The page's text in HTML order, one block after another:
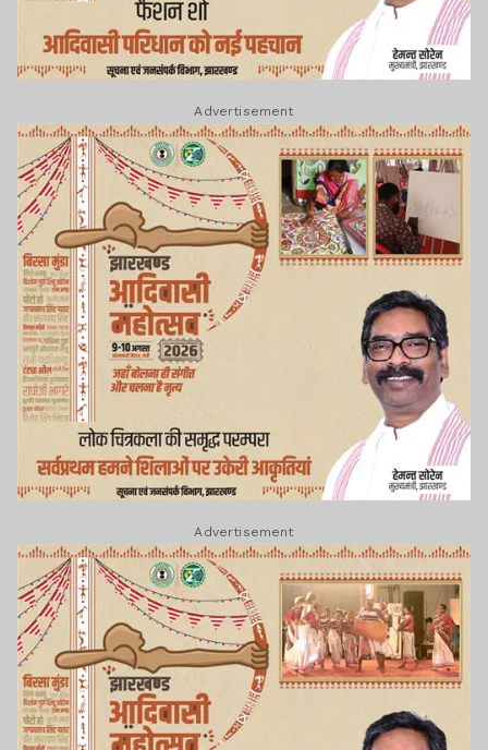
Advertisement
Advertisement